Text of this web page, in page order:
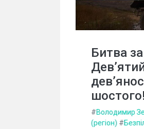
Битва
шостого!
#Володимир
(регіон) #